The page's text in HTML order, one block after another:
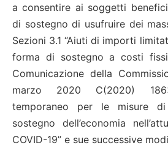
a consentire ai soggetti
di sostegno di usufruire dei
Sezioni 3.1 “Aiuti di importi
forma di sostegno a costi
Comunicazione della
marzo 2020 C(2020)
temporaneo per le misure
sostegno dell’economia
COVID-19” e sue successive